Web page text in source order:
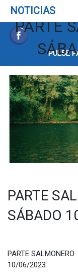
PULSE
PARTE
PARTE
SÁBADO
PARTE
10/06/2023
NOTICIAS